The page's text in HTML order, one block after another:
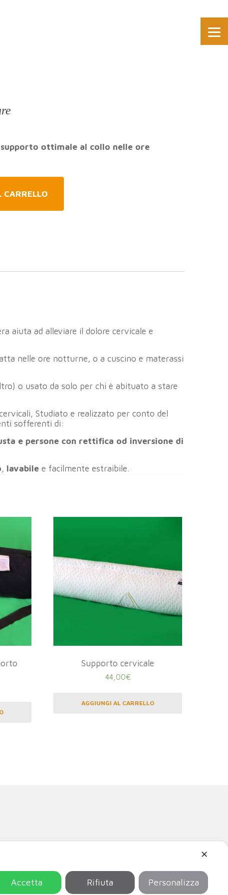
ottimale al collo nelle ore
CARRELLO
aiuta ad alleviare il dolore cervicale e
nelle ore notturne, o a cuscino e materassi
o usato da solo per chi è abituato a stare
Studiato e realizzato per conto del
sofferenti di:
e persone con rettifica od inversione di
, lavabile e facilmente estraibile.
Supporto cervicale
44,00€
AGGIUNGI AL CARRELLO
Giulia.
✕
Accetta Rifiuta Personalizza